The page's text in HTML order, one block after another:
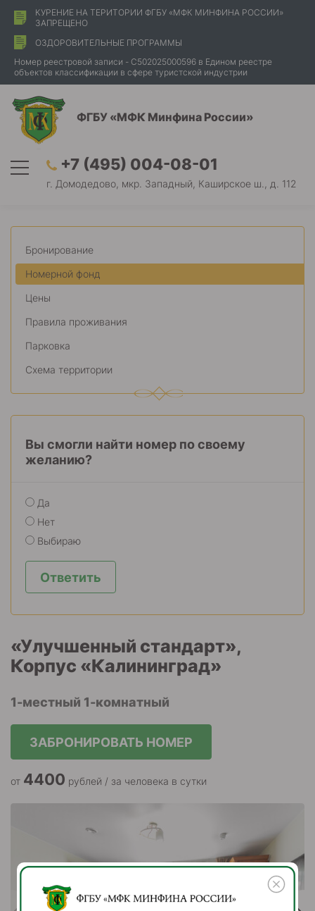
КУРЕНИЕ НА ТЕРИТОРИИ ФГБУ «МФК МИНФИНА РОССИИ»
ЗАПРЕЩЕНО
ОЗДОРОВИТЕЛЬНЫЕ ПРОГРАММЫ
Номер реестровой записи - С502025000596 в Едином реестре
объектов классификации в сфере туристской индустрии
ФГБУ «МФК Минфина России»
+7 (495) 004-08-01
г. Домодедово, мкр. Западный, Каширское ш., д. 112
Бронирование
Номерной фонд
Цены
Правила проживания
Парковка
Схема территории
Вы смогли найти номер по своему
желанию?
Да
Нет
Выбираю
Ответить
«Улучшенный стандарт»,
Корпус «Калининград»
1-местный 1-комнатный
ЗАБРОНИРОВАТЬ НОМЕР
от 4400 рублей / за человека в сутки